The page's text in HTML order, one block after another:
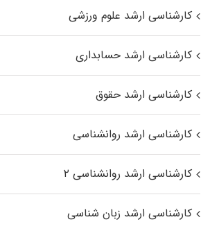
کارشناسی ارشد علوم ورزشی
کارشناسی ارشد حسابداری
کارشناسی ارشد حقوق
کارشناسی ارشد روانشناسی
کارشناسی ارشد روانشناسی ۲
کارشناسی ارشد زبان شناسی